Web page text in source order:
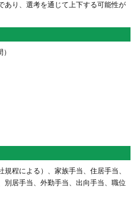
り、選考を通じて上下する可能性が
程による）、家族手当、住居手当、
別居手当、外勤手当、出向手当、職位